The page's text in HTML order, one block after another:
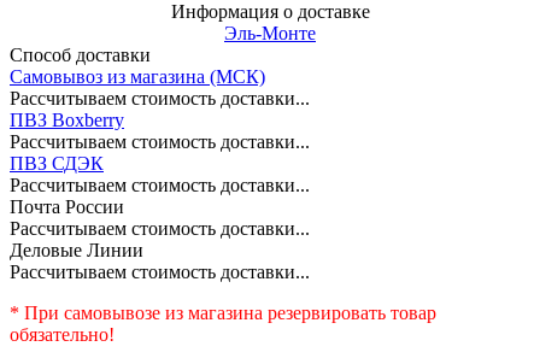
Информация о доставке
Эль-Монте
Способ доставки
Самовывоз из магазина (МСК)
Рассчитываем стоимость доставки...
ПВЗ Boxberry
Рассчитываем стоимость доставки...
ПВЗ СДЭК
Рассчитываем стоимость доставки...
Почта России
Рассчитываем стоимость доставки...
Деловые Линии
Рассчитываем стоимость доставки...
* При самовывозе из магазина резервировать товар
обязательно!